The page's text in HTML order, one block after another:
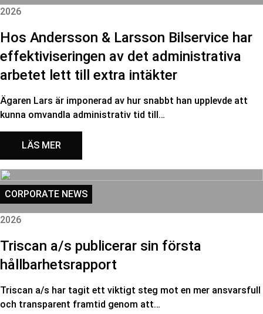
2026
Hos Andersson & Larsson Bilservice har
effektiviseringen av det administrativa
arbetet lett till extra intäkter
Ägaren Lars är imponerad av hur snabbt han upplevde att
kunna omvandla administrativ tid till…
LÄS MER
CORPORATE NEWS
2026
Triscan a/s publicerar sin första
hållbarhetsrapport
Triscan a/s har tagit ett viktigt steg mot en mer ansvarsfull
och transparent framtid genom att…